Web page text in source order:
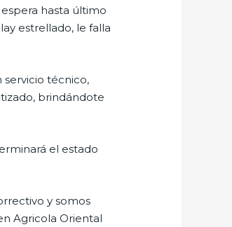
hasta último
estrellado, le falla
técnico,
brindándote
el estado
y somos
Agricola Oriental